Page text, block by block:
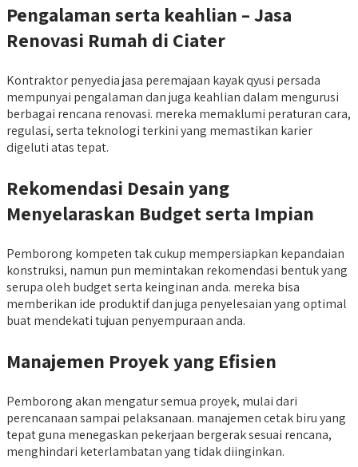
Pengalamanserta keahlian – Jasa
Renovasi Rumah di Ciater
Kontraktor penyedia jasa peremajaan kayak qyusi persada
mempunyai pengalaman dan juga keahlian dalam mengurusi
berbagai rencana renovasi. mereka memaklumi peraturan cara,
regulasi, serta teknologi terkini yang memastikan karier
digeluti atas tepat.
Rekomendasi Desain yang
Menyelaraskan Budget serta Impian
Pemborong kompeten tak cukup mempersiapkan kepandaian
konstruksi, namun pun memintakan rekomendasi bentuk yang
serupa oleh budget serta keinginan anda. mereka bisa
memberikan ide produktif dan juga penyelesaian yang optimal
buat mendekati tujuan penyempuraan anda.
Manajemen Proyek yang Efisien
Pemborong akan mengatur semua proyek, mulai dari
perencanaan sampai pelaksanaan. manajemen cetak biru yang
tepat guna menegaskan pekerjaan bergerak sesuai rencana,
menghindari keterlambatan yang tidak diinginkan.